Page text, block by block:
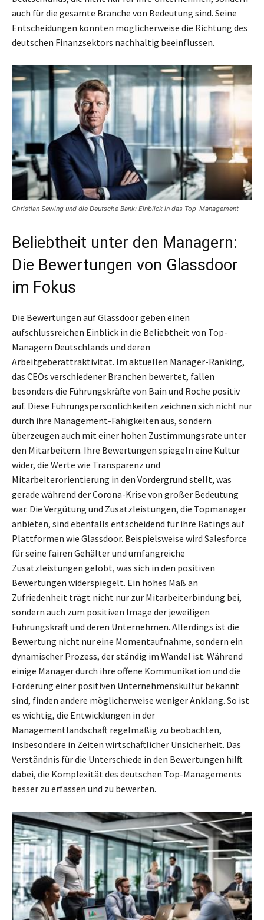
auch für die gesamte Branche von Bedeutung sind. Seine
Entscheidungen könnten möglicherweise die Richtung des
deutschen Finanzsektors nachhaltig beeinflussen.
Christian Sewing und die Deutsche Bank: Einblick in das Top-Management
Beliebtheit unter den Managern:
Die Bewertungen von Glassdoor
im Fokus
Die Bewertungen auf Glassdoor geben einen
aufschlussreichen Einblick in die Beliebtheit von Top-
Managern Deutschlands und deren
Arbeitgeberattraktivität. Im aktuellen Manager-Ranking,
das CEOs verschiedener Branchen bewertet, fallen
besonders die Führungskräfte von Bain und Roche positiv
auf. Diese Führungspersönlichkeiten zeichnen sich nicht nur
durch ihre Management-Fähigkeiten aus, sondern
überzeugen auch mit einer hohen Zustimmungsrate unter
den Mitarbeitern. Ihre Bewertungen spiegeln eine Kultur
wider, die Werte wie Transparenz und
Mitarbeiterorientierung in den Vordergrund stellt, was
gerade während der Corona-Krise von großer Bedeutung
war. Die Vergütung und Zusatzleistungen, die Topmanager
anbieten, sind ebenfalls entscheidend für ihre Ratings auf
Plattformen wie Glassdoor. Beispielsweise wird Salesforce
für seine fairen Gehälter und umfangreiche
Zusatzleistungen gelobt, was sich in den positiven
Bewertungen widerspiegelt. Ein hohes Maß an
Zufriedenheit trägt nicht nur zur Mitarbeiterbindung bei,
sondern auch zum positiven Image der jeweiligen
Führungskraft und deren Unternehmen. Allerdings ist die
Bewertung nicht nur eine Momentaufnahme, sondern ein
dynamischer Prozess, der ständig im Wandel ist. Während
einige Manager durch ihre offene Kommunikation und die
Förderung einer positiven Unternehmenskultur bekannt
sind, finden andere möglicherweise weniger Anklang. So ist
es wichtig, die Entwicklungen in der
Managementlandschaft regelmäßig zu beobachten,
insbesondere in Zeiten wirtschaftlicher Unsicherheit. Das
Verständnis für die Unterschiede in den Bewertungen hilft
dabei, die Komplexität des deutschen Top-Managements
besser zu erfassen und zu bewerten.